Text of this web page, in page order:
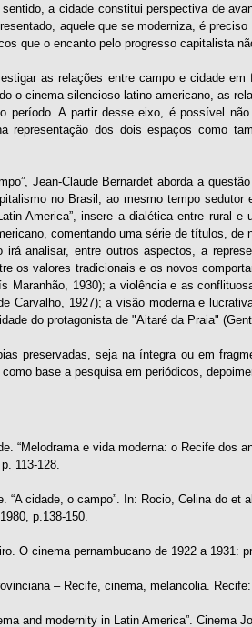
a cidade constitui perspectiva de
aquele que se moderniza, é
que o encanto pelo progresso capitalista
as relações entre campo e cidade
o cinema silencioso latino-americano, as
período. A partir desse eixo, é possível
representação dos dois espaços como
Jean-Claude Bernardet aborda a
no Brasil, ao mesmo tempo sedutor
America”, insere a dialética entre rural
comentando uma série de títulos,
irá analisar, entre outros aspectos, a
os valores tradicionais e os novos
Maranhão, 1930); a violência e as
Carvalho, 1927); a visão moderna e
do protagonista de "Aitaré da Praia"
preservadas, seja na íntegra ou em
base a pesquisa em periódicos,
“Melodrama e vida moderna: o Recife dos
113-128.
“A cidade, o campo”. In: Rocio, Celina do
p.138-150.
O cinema pernambucano de 1922 a 1931:
– Recife, cinema, melancolia.
and modernity in Latin America”. Cinema